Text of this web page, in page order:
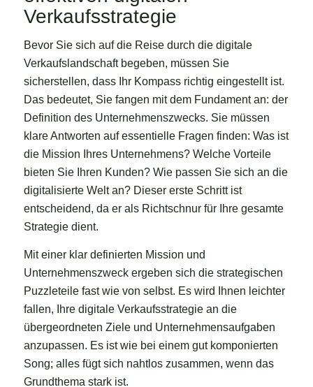
Verkaufsstrategie
Bevor Sie sich auf die Reise durch die digitale
Verkaufslandschaft begeben, müssen Sie
sicherstellen, dass Ihr Kompass richtig eingestellt ist.
Das bedeutet, Sie fangen mit dem Fundament an: der
Definition des Unternehmenszwecks. Sie müssen
klare Antworten auf essentielle Fragen finden: Was ist
die Mission Ihres Unternehmens? Welche Vorteile
bieten Sie Ihren Kunden? Wie passen Sie sich an die
digitalisierte Welt an? Dieser erste Schritt ist
entscheidend, da er als Richtschnur für Ihre gesamte
Strategie dient.
Mit einer klar definierten Mission und
Unternehmenszweck ergeben sich die strategischen
Puzzleteile fast wie von selbst. Es wird Ihnen leichter
fallen, Ihre digitale Verkaufsstrategie an die
übergeordneten Ziele und Unternehmensaufgaben
anzupassen. Es ist wie bei einem gut komponierten
Song; alles fügt sich nahtlos zusammen, wenn das
Grundthema stark ist.